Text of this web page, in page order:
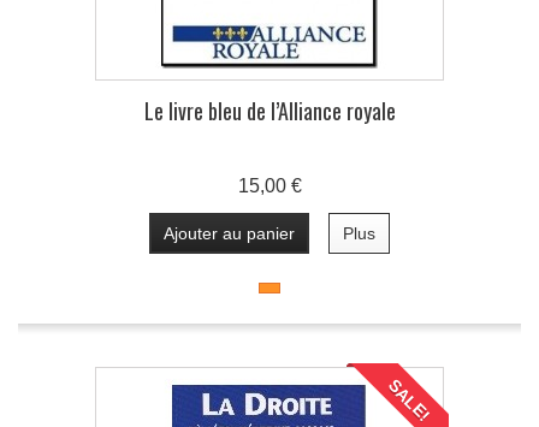
Le livre bleu de l’Alliance royale
15,00 €
Ajouter au panier Plus
SALE!